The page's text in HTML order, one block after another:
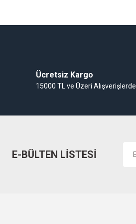
Ücretsiz Kargo
15000 TL ve Üzeri Alışverişlerde
E-BÜLTEN LİSTESİ